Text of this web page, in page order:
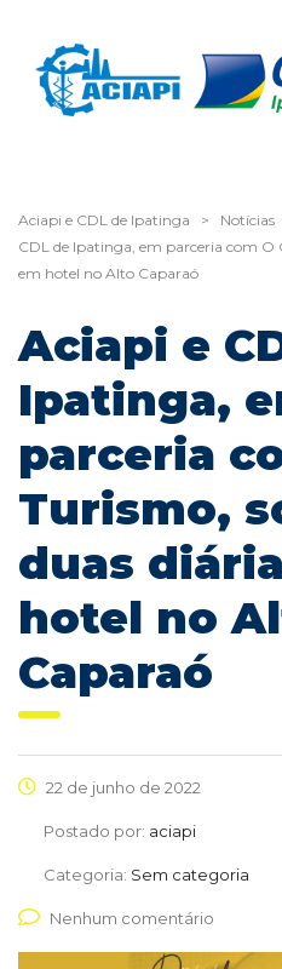
Aciapi e CDL de Ipatinga > Notícias
CDL de Ipatinga, em parceria com O
em hotel no Alto Caparaó
Aciapi e
Ipatinga,
parceria
Turismo,
duas
hotel no
Caparaó
22 de junho de 2022
Postado por: aciapi
Categoria: Sem categoria
Nenhum comentário